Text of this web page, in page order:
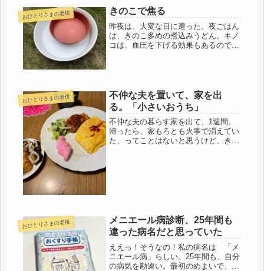
手が、奥様と噂の方と初めて会ったと
言われているナショナルトレーニング
セ...
おひとりさまの老後 きのこで焦る
昨夜は、大変な目に遭った。夜ごはん
は、きのこ多めの煮込みうどん。キノ
コは、血圧を下げる効果もあるので、
ッシ...
おひとりさまの老後
不仲な夫を置いて、家を出
る。「小さいおうち」
不仲な夫の暮らす家を出て、1週間。
帰ったら、家もろとも火事で消えてい
た、ってことはないと思うけど、きっ
おひとりさまの老後
メニエール病診断、25年間も
違った病名だと思っていた
ええっ！そうなの！私の病名は 「メ
ニエール病」らしい。25年間も、自分
の病気を勘違い。最初のめまいで、遅